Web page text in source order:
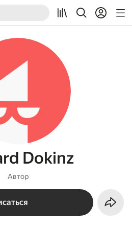
Dokinz
Автор